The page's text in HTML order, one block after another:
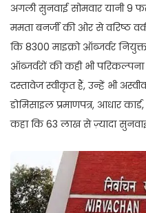
अगली सुनवाई सोमवार यानी 9
ममता बनर्जी की ओर से वरिष्ठ
कि 8300 माइक्रो ऑब्जर्वर
ऑब्जर्वरों की कही भी
दस्तावेज स्वीकृत हैं, उन्हें भी
डोमिसाइल प्रमाणपत्र, आधार
कहा कि 63 लाख से ज़्यादा